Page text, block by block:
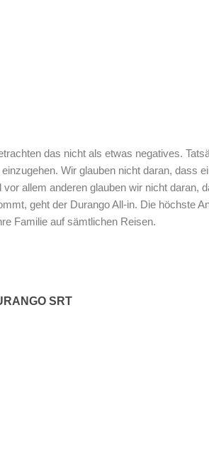
das nicht als etwas negatives.
Wir glauben nicht daran, dass
allem anderen glauben wir nicht
geht der Durango All-in. Die höchste
Familie auf sämtlichen Reisen.
SRT